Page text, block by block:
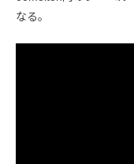
なる。